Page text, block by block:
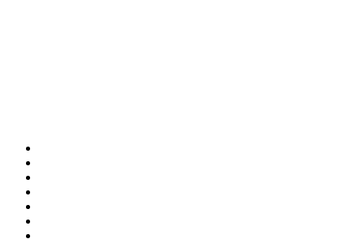
ERSTES
SEEBAD
Sommerfrische
seit
1793.